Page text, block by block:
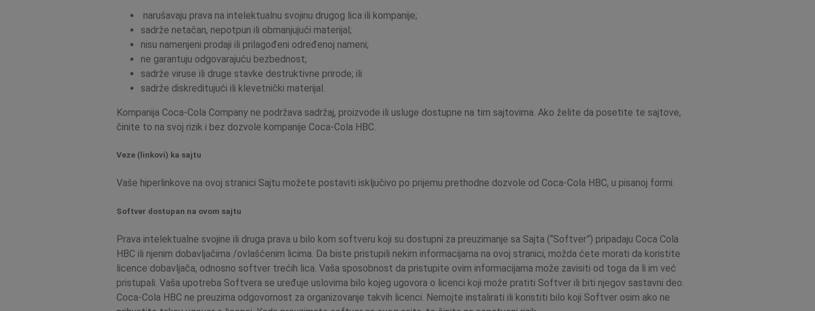
narušavaju prava na intelektualnu svojinu drugog lica ili kompanije;
sadrže netačan, nepotpun ili obmanjujući materijal;
nisu namenjeni prodaji ili prilagođeni određenoj nameni;
ne garantuju odgovarajuću bezbednost;
sadrže viruse ili druge stavke destruktivne prirode; ili
sadrže diskreditujući ili klevetnički materijal.
Kompanija Coca-Cola Company ne podržava sadržaj, proizvode ili usluge dostupne na tim sajtovima. Ako želite da posetite te sajtove,
činite to na svoj rizik i bez dozvole kompanije Coca-Cola HBC.
Veze (linkovi) ka sajtu
Vaše hiperlinkove na ovoj stranici Sajtu možete postaviti isključivo po prijemu prethodne dozvole od Coca-Cola HBC, u pisanoj formi.
Softver dostupan na ovom sajtu
Prava intelektualne svojine ili druga prava u bilo kom softveru koji su dostupni za preuzimanje sa Sajta (“Softver”) pripadaju Coca Cola
HBC ili njenim dobavljačima /ovlašćenim licima. Da biste pristupili nekim informacijama na ovoj stranici, možda ćete morati da koristite
licence dobavljača, odnosno softver trećih lica. Vaša sposobnost da pristupite ovim informacijama može zavisiti od toga da li im već
pristupali. Vaša upotreba Softvera se uređuje uslovima bilo kojeg ugovora o licenci koji može pratiti Softver ili biti njegov sastavni deo.
Coca-Cola HBC ne preuzima odgovornost za organizovanje takvih licenci. Nemojte instalirati ili koristiti bilo koji Softver osim ako ne